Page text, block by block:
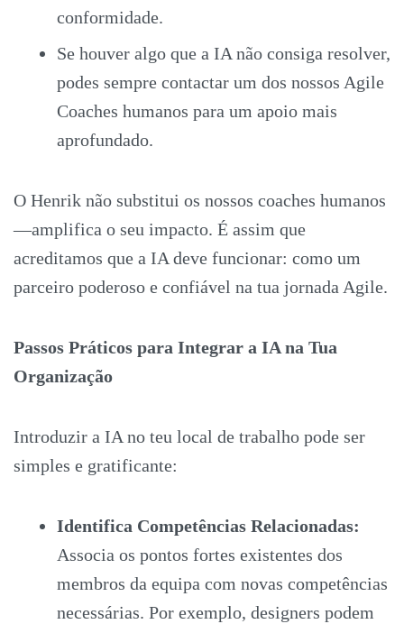
conformidade.
Se houver algo que a IA não consiga resolver,
podes sempre contactar um dos nossos Agile
Coaches humanos para um apoio mais
aprofundado.
O Henrik não substitui os nossos coaches humanos
—amplifica o seu impacto. É assim que
acreditamos que a IA deve funcionar: como um
parceiro poderoso e confiável na tua jornada Agile.
Passos Práticos para Integrar a IA na Tua
Organização
Introduzir a IA no teu local de trabalho pode ser
simples e gratificante:
Identifica Competências Relacionadas:
Associa os pontos fortes existentes dos
membros da equipa com novas competências
necessárias. Por exemplo, designers podem